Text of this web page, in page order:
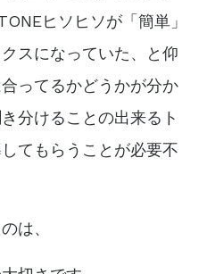
ヒソヒソが「簡単」
スになっていた、と仰
ってるかどうかが分か
分けることの出来るト
てもらうことが必要不
は、